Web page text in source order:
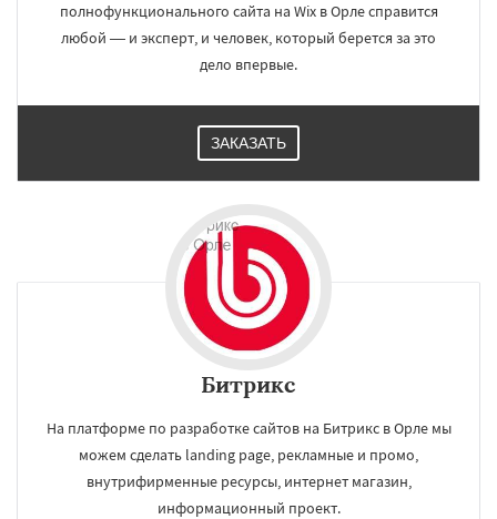
полнофункционального сайта на Wix в Орле справится
любой — и эксперт, и человек, который берется за это
дело впервые.
ЗАКАЗАТЬ
Битрикс
На платформе по разработке сайтов на Битрикс в Орле мы
можем сделать landing page, рекламные и промо,
внутрифирменные ресурсы, интернет магазин,
информационный проект.